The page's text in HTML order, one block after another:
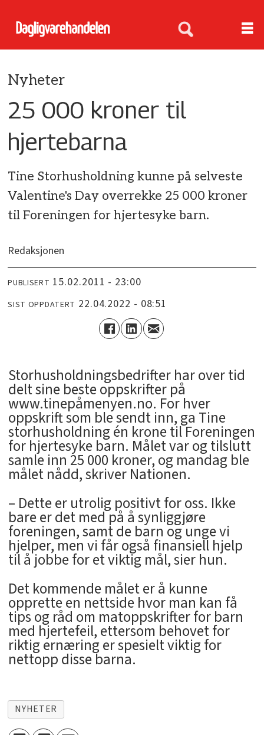
Nyheter
25 000 kroner til
hjertebarna
Tine Storhusholdning kunne på selveste
Valentine's Day overrekke 25 000 kroner
til Foreningen for hjertesyke barn.
Redaksjonen
PUBLISERT 15.02.2011 - 23:00
SIST OPPDATERT 22.04.2022 - 08:51
Storhusholdningsbedrifter har over tid
delt sine beste oppskrifter på
www.tinepåmenyen.no. For hver
oppskrift som ble sendt inn, ga Tine
storhusholdning én krone til Foreningen
for hjertesyke barn. Målet var og tilslutt
samle inn 25 000 kroner, og mandag ble
målet nådd, skriver Nationen.
– Dette er utrolig positivt for oss. Ikke
bare er det med på å synliggjøre
foreningen, samt de barn og unge vi
hjelper, men vi får også finansiell hjelp
til å jobbe for et viktig mål, sier hun.
Det kommende målet er å kunne
opprette en nettside hvor man kan få
tips og råd om matoppskrifter for barn
med hjertefeil, ettersom behovet for
riktig ernæring er spesielt viktig for
nettopp disse barna.
NYHETER